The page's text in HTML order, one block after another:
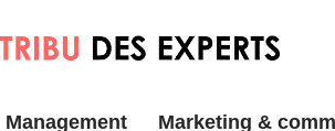
Management Marketing &